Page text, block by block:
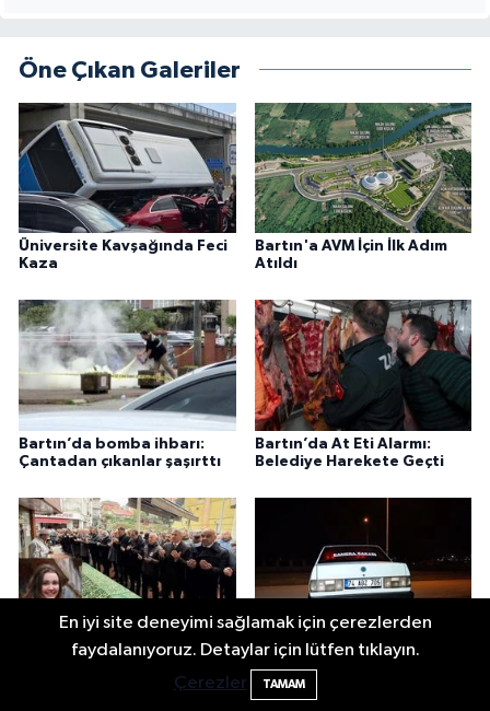
Öne Çıkan Galeriler
Üniversite Kavşağında Feci
Kaza
Bartın'a AVM İçin İlk Adım
Atıldı
Bartın’da bomba ihbarı:
Çantadan çıkanlar şaşırttı
Bartın’da At Eti Alarmı:
Belediye Harekete Geçti
Çin’de trafik canavarına
kurban giden Deniz’e son
16 Yaşındaki Sürücü Polisleri
Peşine Taktı, Rekor Ceza
Yedi
En iyi site deneyimi sağlamak için çerezlerden
faydalanıyoruz. Detaylar için lütfen tıklayın.
Çerezler
TAMAM